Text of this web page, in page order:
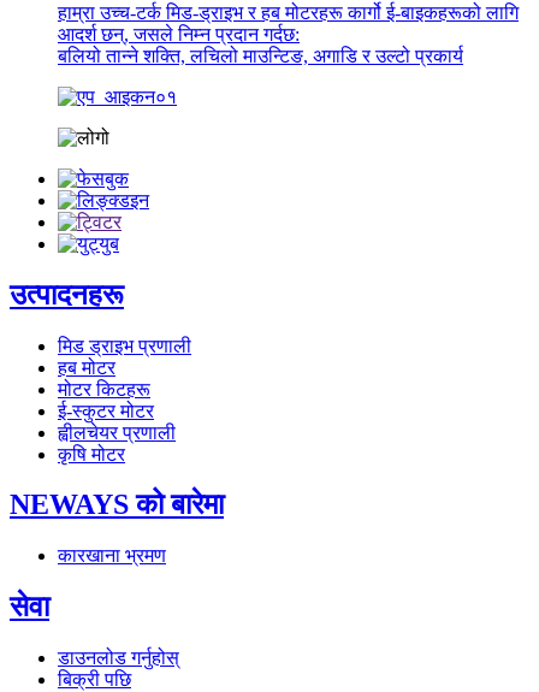
हाम्रा उच्च-टर्क मिड-ड्राइभ र हब मोटरहरू कार्गो ई-बाइकहरूको लागि
आदर्श छन्, जसले निम्न प्रदान गर्दछ:
बलियो तान्ने शक्ति, लचिलो माउन्टिङ, अगाडि र उल्टो प्रकार्य
उत्पादनहरू
मिड ड्राइभ प्रणाली
हब मोटर
मोटर किटहरू
ई-स्कुटर मोटर
ह्वीलचेयर प्रणाली
कृषि मोटर
NEWAYS को बारेमा
कारखाना भ्रमण
सेवा
डाउनलोड गर्नुहोस्
बिक्री पछि